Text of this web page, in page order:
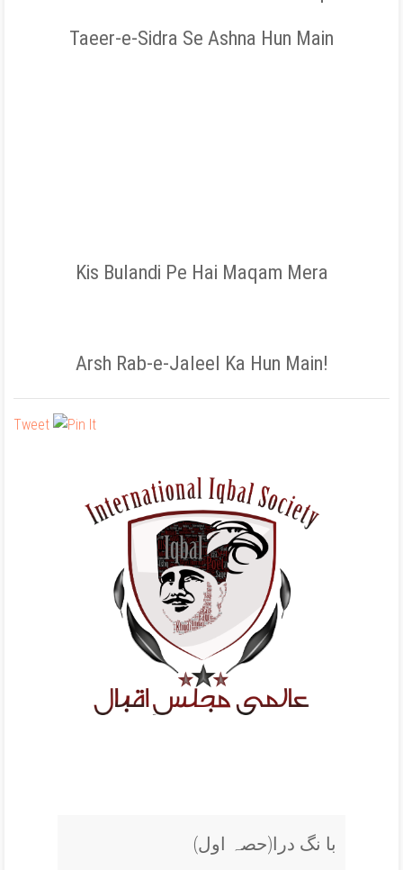
Taeer-e-Sidra Se Ashna Hun Main
Kis Bulandi Pe Hai Maqam Mera
Arsh Rab-e-Jaleel Ka Hun Main!
Tweet
(با نگ درا(حصہ اول